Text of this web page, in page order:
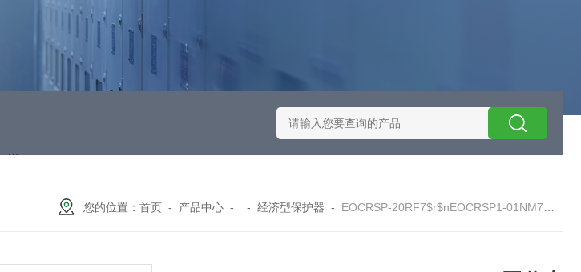
EOCR3DE-80DUHEOCR3DE施耐德智能保护器选型 EOCRSE2-05RSEOCR-SE2施耐德电流保
您的位置：首页 - 产品中心 - -经济型保护器 - EOCRSP-20RF7$r$nEOCRSP1-01NM7面价市场价格